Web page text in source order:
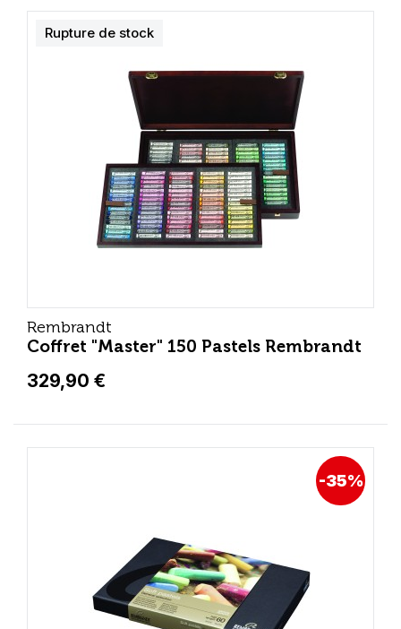
Rembrandt
Coffret "Master" 150 Pastels Rembrandt
329,90 €
Rupture de stock
-35%